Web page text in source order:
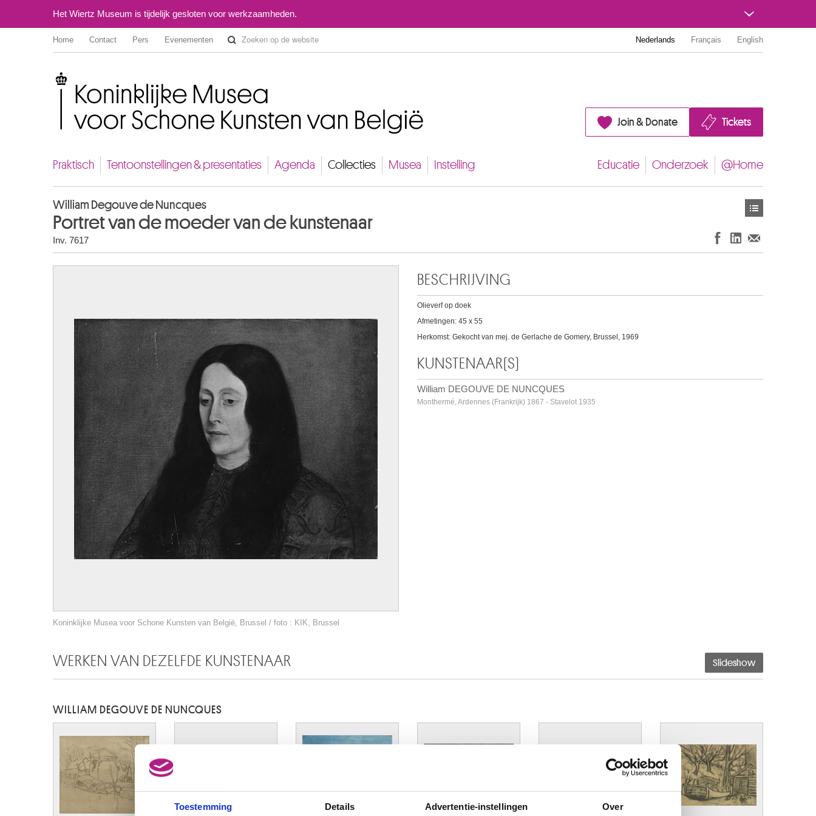
Toestemming Details Advertentie-instellingen Over
Het Wiertz Museum is tijdelijk gesloten voor werkzaamheden.
Home Contact Pers Evenementen Nederlands Français English
Join & Donate Tickets
Praktisch Tentoonstellingen & presentaties Agenda Collecties Musea Instelling Educatie Onderzoek @Home
William Degouve de Nuncques
Portret van de moeder van de kunstenaar
Inv. 7617
Koninklijke Musea voor Schone Kunsten van België, Brussel / foto : KIK, Brussel
BESCHRIJVING
Olieverf op doek
Afmetingen: 45 x 55
Herkomst: Gekocht van mej. de Gerlache de Gomery, Brussel, 1969
KUNSTENAAR(S)
William DEGOUVE DE NUNCQUES
Monthermé, Ardennes (Frankrijk) 1867 - Stavelot 1935
WERKEN VAN DEZELFDE KUNSTENAAR Slideshow
WILLIAM DEGOUVE DE NUNCQUES